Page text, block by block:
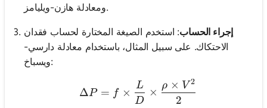
ومعادلة هازن-ويليامز.
إجراء الحساب: استخدم الصيغة المختارة لحساب فقدان
الاحتكاك. على سبيل المثال، باستخدام معادلة دارسي-
ويسباخ:
\Delta P = f \times
ΔP = f ×
D
L
×
2
ρ × V 2